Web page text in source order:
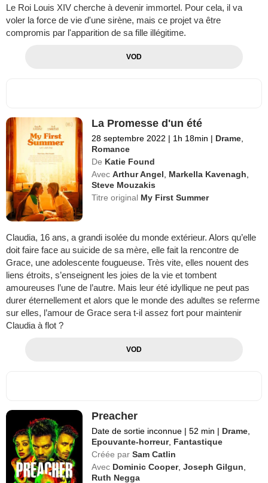
Le Roi Louis XIV cherche à devenir immortel. Pour cela, il va
voler la force de vie d'une sirène, mais ce projet va être
compromis par l'apparition de sa fille illégitime.
VOD
La Promesse d'un été
28 septembre 2022 | 1h 18min | Drame
Romance
De Katie Found
Avec Arthur Angel Markella Kavenagh
Steve Mouzakis
Titre original My First Summer
Claudia, 16 ans, a grandi isolée du monde extérieur. Alors qu’elle
doit faire face au suicide de sa mère, elle fait la rencontre de
Grace, une adolescente fougueuse. Très vite, elles nouent des
liens étroits, s’enseignent les joies de la vie et tombent
amoureuses l’une de l’autre. Mais leur été idyllique ne peut pas
durer éternellement et alors que le monde des adultes se referme
sur elles, l’amour de Grace sera t-il assez fort pour maintenir
Claudia à flot ?
VOD
Preacher
Date de sortie inconnue | 52 min | Drame
Epouvante-horreur, Fantastique
Créée par Sam Catlin
Avec Dominic Cooper,Joseph Gilgun
Ruth Negga